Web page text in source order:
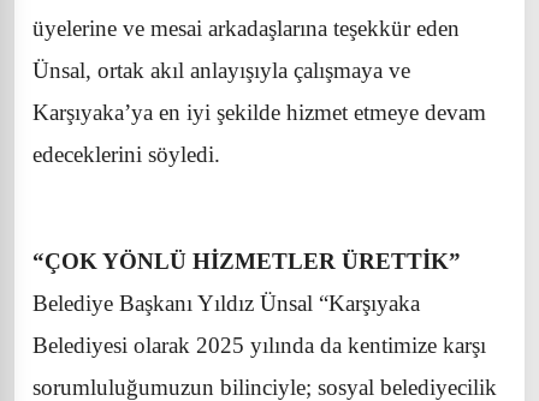
üyelerine ve mesai arkadaşlarına teşekkür eden
Ünsal, ortak akıl anlayışıyla çalışmaya ve
Karşıyaka’ya en iyi şekilde hizmet etmeye devam
edeceklerini söyledi.
“ÇOK YÖNLÜ HİZMETLER ÜRETTİK”
Belediye Başkanı Yıldız Ünsal “Karşıyaka
Belediyesi olarak 2025 yılında da kentimize karşı
sorumluluğumuzun bilinciyle; sosyal belediyecilik